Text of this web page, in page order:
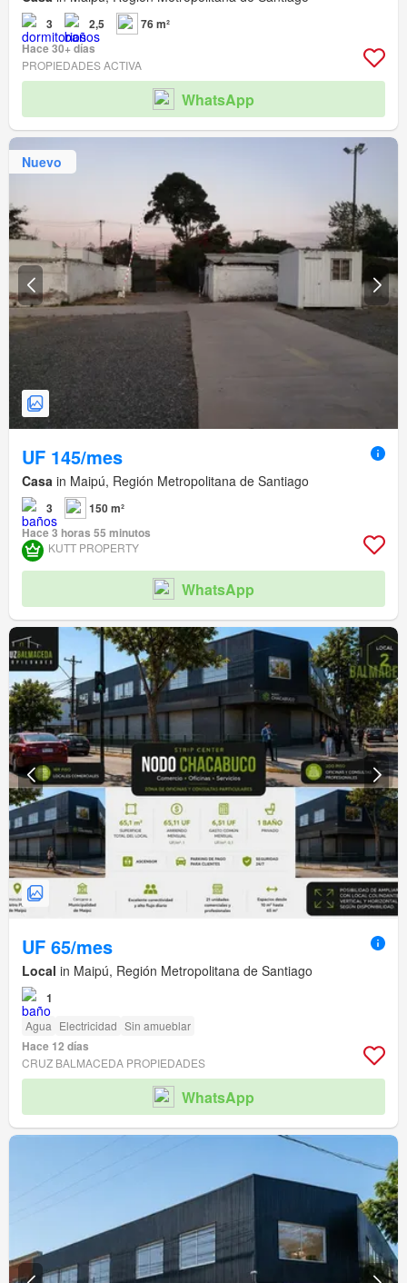
3 2,5
76 m²
Hace 30+ días
PROPIEDADES ACTIVA
WhatsApp
Nuevo
UF 145/mes
Casa in Maipú, Región Metropolitana de Santiago
3
150 m²
Hace 3 horas 55 minutos
KUTT PROPERTY
WhatsApp
UF 65/mes
Local in Maipú, Región Metropolitana de Santiago
1
Agua Electricidad Sin amueblar
Hace 12 días
CRUZ BALMACEDA PROPIEDADES
WhatsApp